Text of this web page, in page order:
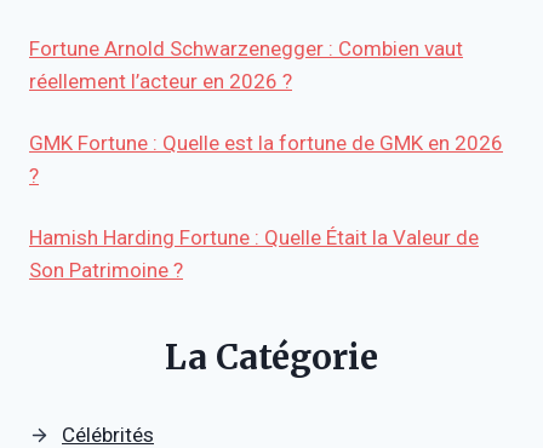
Fortune Arnold Schwarzenegger : Combien vaut
réellement l’acteur en 2026 ?
GMK Fortune : Quelle est la fortune de GMK en 2026
?
Hamish Harding Fortune : Quelle Était la Valeur de
Son Patrimoine ?
La Catégorie
Célébrités